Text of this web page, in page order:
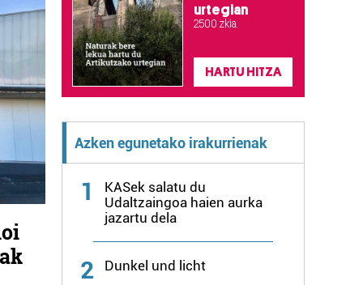
urtegian
2.500 zkia.
HARTU HITZA
Azken egunetako irakurrienak
1
KASek salatu du
Udaltzaingoa haien aurka
jazartu dela
2 Dunkel und licht